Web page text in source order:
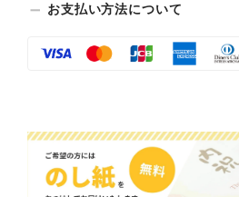
お支払い方法について